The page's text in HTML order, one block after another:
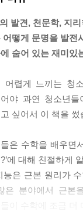
거리 측정에도 사용
강 전쟁과 수학」 중
냈습니다.
고전 역학을 이용
계산한 결과, 중력
대에는 컴퓨터를 활
련이나 컴퓨터 워
사용되는 워 게
발견, 천문학, 지
어떻게 문명을 발전
숨어 있는 재미있
어렵게 느끼는 청
어야 과연 청소년
싶어서 이 책을
은 수학을 배우면
에 대해 친절하게
능은 근본 원리가
은 분야에서 근본